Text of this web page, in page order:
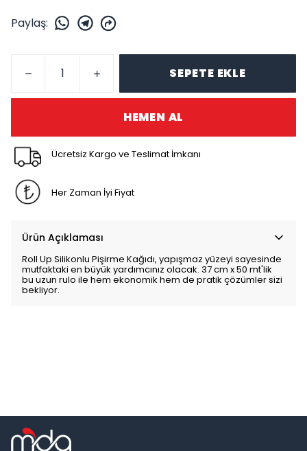
Paylaş:
SEPETE EKLE
HEMEN AL
Ücretsiz Kargo ve Teslimat İmkanı
Her Zaman İyi Fiyat
Ürün Açıklaması
Roll Up Silikonlu Pişirme Kağıdı, yapışmaz yüzeyi sayesinde
mutfaktaki en büyük yardımcınız olacak. 37 cm x 50 mt'lik
bu uzun rulo ile hem ekonomik hem de pratik çözümler sizi
bekliyor.